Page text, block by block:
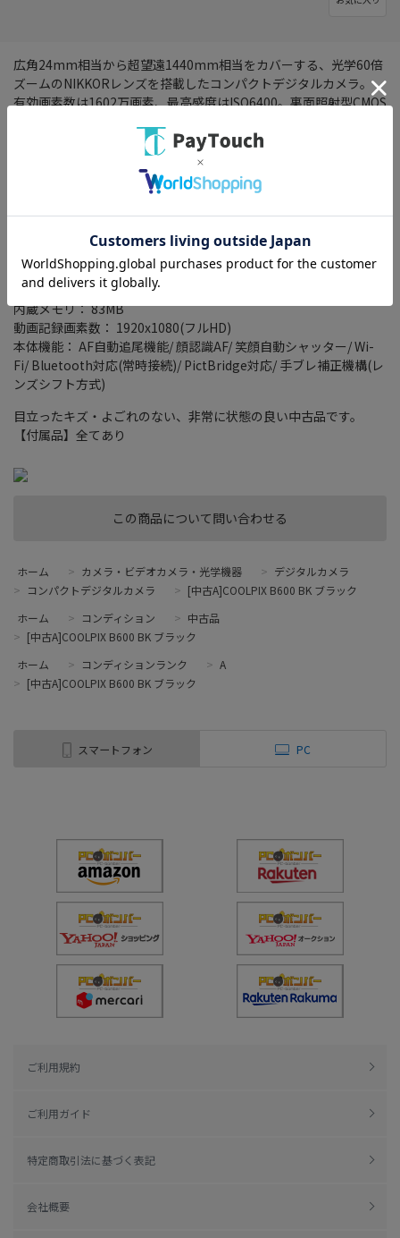
この商品について問い合わせる
広角24mm相当から超望遠1440mm相当をカバーする、光学60倍
ズームのNIKKORレンズを搭載したコンパクトデジタルカメラ。
有効画素数は1602万画素、最高感度はISO6400。裏面照射型CMOS
撮影した写真をiPhoneやAndroid端末などに自動転送し、高画質
な写真を手軽にシェアできる「SnapBridge」に対応する。
画素数： 1676万画素(総画素)/ 1602万画素(有効画素)
焦点距離： 24mm-1440mm
光学ズーム： 60 倍
デジタルズーム： 4 倍
記録メディア： SDカード/ SDHCカード/ SDXCカード
内蔵メモリ： 83MB
動画記録画素数： 1920x1080(フルHD)
本体機能： AF自動追尾機能/ 顔認識AF/ 笑顔自動シャッター/ Wi-
Fi/ Bluetooth対応(常時接続)/ PictBridge対応/ 手ブレ補正機構(レ
ンズシフト方式)
目立ったキズ・よごれのない、非常に状態の良い中古品です。
【付属品】全てあり
ホーム > カメラ・ビデオカメラ・光学機器 > デジタルカメラ
> コンパクトデジタルカメラ > [中古A]COOLPIX B600 BK ブラック
ホーム
> コンディション > 中古品
> [中古A]COOLPIX B600 BK ブラック
ホーム
> コンディションランク > A
> [中古A]COOLPIX B600 BK ブラック
スマートフォン PC
ご利用規約
ご利用ガイド
特定商取引法に基づく表記
会社概要